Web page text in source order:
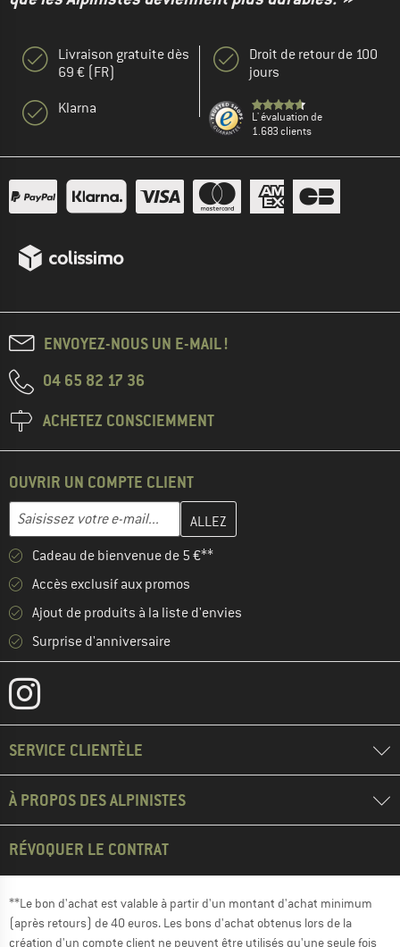
Livraison gratuite dès
69 € (FR)
Klarna
Droit de retour de 100
jours
L' évaluation de
1.683 clients
ENVOYEZ-NOUS UN E-MAIL !
04 65 82 17 36
ACHETEZ CONSCIEMMENT
OUVRIR UN COMPTE CLIENT
Adresse e-mail
Entrez votre adresse e-mail ici et créez votre compte client à la
Cadeau de bienvenue de 5 €**
Accès exclusif aux promos
Ajout de produits à la liste d'envies
Surprise d'anniversaire
SERVICE CLIENTÈLE
À PROPOS DES ALPINISTES
RÉVOQUER LE CONTRAT
**Le bon d'achat est valable à partir d'un montant d'achat minimum
(après retours) de 40 euros. Les bons d'achat obtenus lors de la
création d'un compte client ne peuvent être utilisés qu'une seule fois